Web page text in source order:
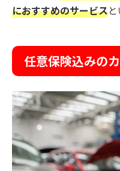
におすすめのサービス
任意保険込みの